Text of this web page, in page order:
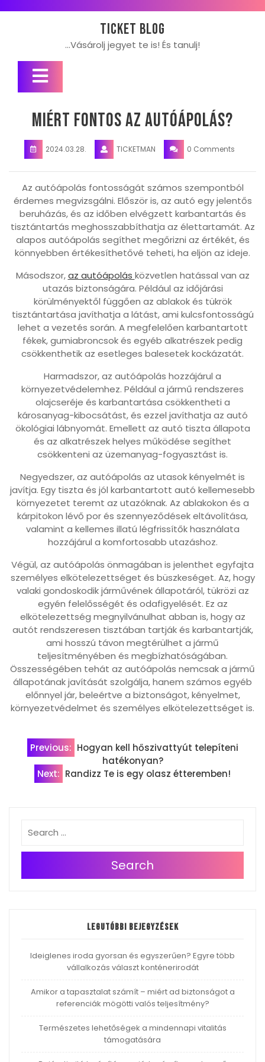
Ticket blog
…Vásárolj jegyet te is! És tanulj!
Open
Miért fontos az autóápolás?
2024.03.28. TICKETMAN 0 Comments
Az autóápolás fontosságát számos szempontból
érdemes megvizsgálni. Először is, az autó egy jelentős
beruházás, és az időben elvégzett karbantartás és
tisztántartás meghosszabbíthatja az élettartamát. Az
alapos autóápolás segíthet megőrizni az értékét, és
könnyebben értékesíthetővé teheti, ha eljön az ideje.
Másodszor,az autóápolás közvetlen hatással van az
utazás biztonságára. Például az időjárási
körülményektől függően az ablakok és tükrök
tisztántartása javíthatja a látást, ami kulcsfontosságú
lehet a vezetés során. A megfelelően karbantartott
fékek, gumiabroncsok és egyéb alkatrészek pedig
csökkenthetik az esetleges balesetek kockázatát.
Harmadszor, az autóápolás hozzájárul a
környezetvédelemhez. Például a jármű rendszeres
olajcseréje és karbantartása csökkentheti a
károsanyag-kibocsátást, és ezzel javíthatja az autó
ökológiai lábnyomát. Emellett az autó tiszta állapota
és az alkatrészek helyes működése segíthet
csökkenteni az üzemanyag-fogyasztást is.
Negyedszer, az autóápolás az utasok kényelmét is
javítja. Egy tiszta és jól karbantartott autó kellemesebb
környezetet teremt az utazóknak. Az ablakokon és a
kárpitokon lévő por és szennyeződések eltávolítása,
valamint a kellemes illatú légfrissítők használata
hozzájárul a komfortosabb utazáshoz.
Végül, az autóápolás önmagában is jelenthet egyfajta
személyes elkötelezettséget és büszkeséget. Az, hogy
valaki gondoskodik járművének állapotáról, tükrözi az
egyén felelősségét és odafigyelését. Ez az
elkötelezettség megnyilvánulhat abban is, hogy az
autót rendszeresen tisztában tartják és karbantartják,
ami hosszú távon megtérülhet a jármű
teljesítményében és megbízhatóságában.
Összességében tehát az autóápolás nemcsak a jármű
állapotának javítását szolgálja, hanem számos egyéb
előnnyel jár, beleértve a biztonságot, kényelmet,
környezetvédelmet és személyes elkötelezettséget is.
Bejegyzés
navigáció
Previous: Hogyan kell hőszivattyút telepíteni
hatékonyan?
Next: Randizz Te is egy olasz étteremben!
Search
Legutóbbi bejegyzések
Ideiglenes iroda gyorsan és egyszerűen? Egyre több
vállalkozás választ konténerirodát
Amikor a tapasztalat számít – miért ad biztonságot a
referenciák mögötti valós teljesítmény?
Természetes lehetőségek a mindennapi vitalitás
támogatására